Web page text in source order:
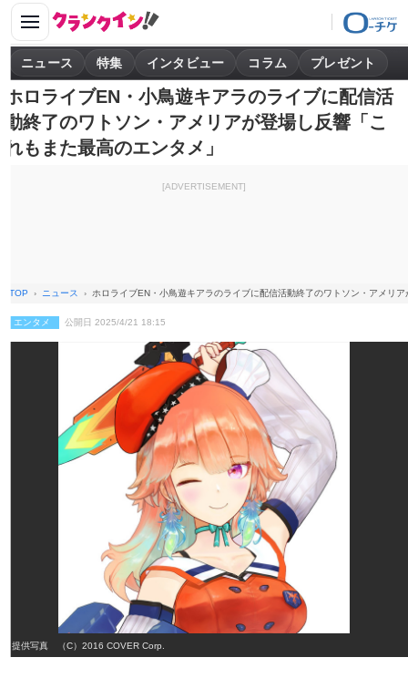
ニュース 特集 インタビュー コラム プレゼント
ホロライブEN・小鳥遊キアラのライブに配信活
動終了のワトソン・アメリアが登場し反響「こ
れもまた最高のエンタメ」
[ADVERTISEMENT]
TOP ニュース ホロライブEN・小鳥遊キアラのライブに配信活動終了のワトソン・アメリ
エンタメ 公開日 2025/4/21 18:15
提供写真 （C）2016 COVER Corp.